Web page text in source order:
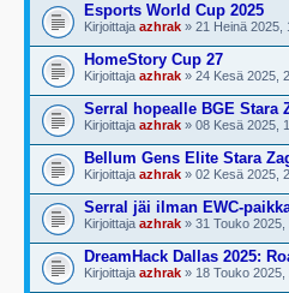
Esports World Cup 2025
Kirjoittaja azhrak » 21 Heinä 2025,
HomeStory Cup 27
Kirjoittaja azhrak » 24 Kesä 2025,
Serral hopealle BGE Stara
Kirjoittaja azhrak » 08 Kesä 2025,
Bellum Gens Elite Stara
Kirjoittaja azhrak » 02 Kesä 2025,
Serral jäi ilman EWC-
Kirjoittaja azhrak » 31 Touko 2025,
DreamHack Dallas 2025:
Kirjoittaja azhrak » 18 Touko 2025,